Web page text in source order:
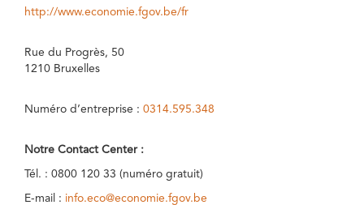
http://www.economie.fgov.be/fr
Rue du Progrès, 50
1210 Bruxelles
Numéro d’entreprise : 0314.595.348
Notre Contact Center :
Tél. : 0800 120 33 (numéro gratuit)
E-mail : info.eco@economie.fgov.be